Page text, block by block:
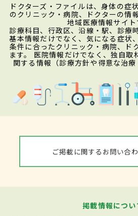
ドクターズ・ファイルは、身体の症
のクリニック・病院、ドクターの情
地域医療情報サイト
診療科目、行政区、沿線・駅、診療
基本情報だけでなく、気になる症状
条件に合ったクリニック・病院、ド
ます。 医院情報だけでなく、独自取
関する情報（診療方針や得意な治療
ご掲載に関するお問い合
掲載情報につい